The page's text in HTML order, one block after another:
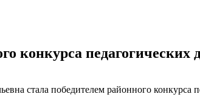
конкурса педагогических
стала победителем районного